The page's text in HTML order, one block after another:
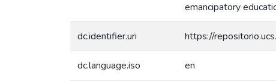
emancipatory
dc.identifier.uri https://
dc.language.iso en